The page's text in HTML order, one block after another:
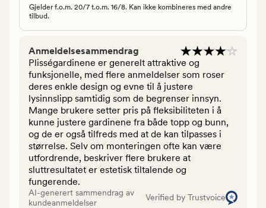
Gjelder f.o.m. 20/7 t.o.m. 16/8. Kan ikke kombineres med andre
tilbud.
Anmeldelsesammendrag
Plisségardinene er generelt attraktive og
funksjonelle, med flere anmeldelser som roser
deres enkle design og evne til å justere
lysinnslipp samtidig som de begrenser innsyn.
Mange brukere setter pris på fleksibiliteten i å
kunne justere gardinene fra både topp og bunn,
og de er også tilfreds med at de kan tilpasses i
størrelse. Selv om monteringen ofte kan være
utfordrende, beskriver flere brukere at
sluttresultatet er estetisk tiltalende og
fungerende.
AI-generert sammendrag av
kundeanmeldelser
Verified by Trustvoice